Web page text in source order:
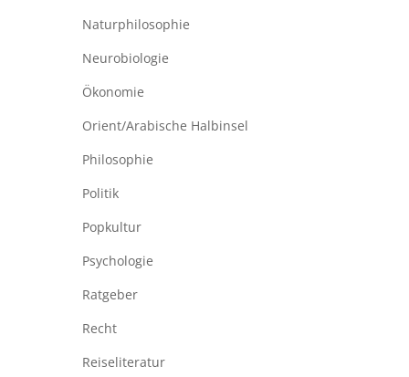
Naturphilosophie
Neurobiologie
Ökonomie
Orient/Arabische Halbinsel
Philosophie
Politik
Popkultur
Psychologie
Ratgeber
Recht
Reiseliteratur